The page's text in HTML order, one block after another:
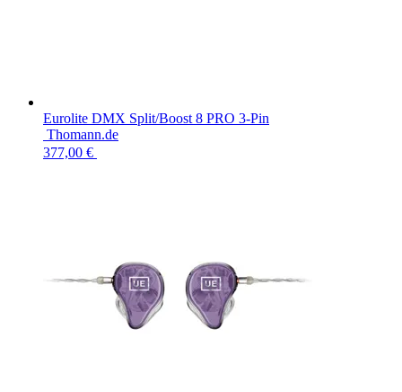
Eurolite DMX Split/Boost 8 PRO 3-Pin
377,00 €